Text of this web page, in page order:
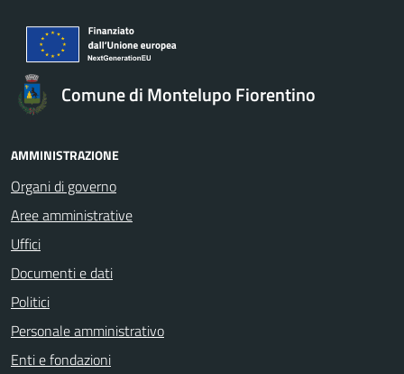
Comune di Montelupo Fiorentino
AMMINISTRAZIONE
Organi di governo
Aree amministrative
Uffici
Documenti e dati
Politici
Personale amministrativo
Enti e fondazioni